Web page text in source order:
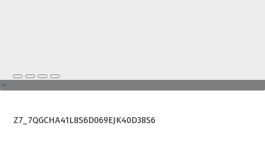
Z7_7QGCHA41L8S6D069EJK40D38S6